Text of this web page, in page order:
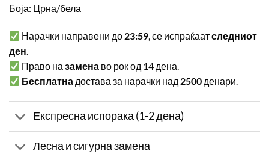
Боја: Црна/бела
Нарачки направени до 23:59, се испраќаатследниот
ден.
Право назамена во рок од 14 дена.
Бесплатна достава за нарачки над 2500 денари.
Експресна испорака (1-2 дена)
Лесна и сигурна замена